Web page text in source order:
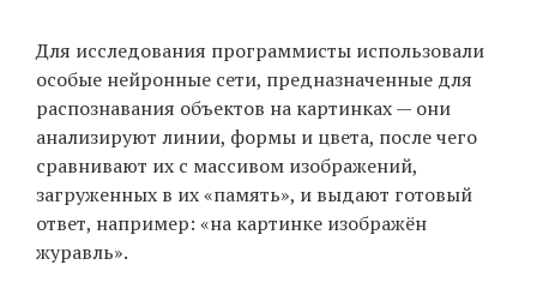
Для исследования программисты использовали
особые нейронные сети, предназначенные для
распознавания объектов на картинках — они
анализируют линии, формы и цвета, после чего
сравнивают их с массивом изображений,
загруженных в их «память», и выдают готовый
ответ, например: «на картинке изображён
журавль».